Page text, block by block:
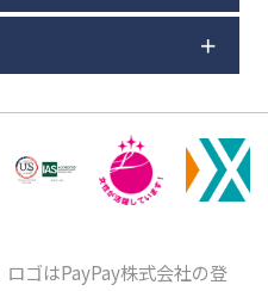
ロゴはPayPay株式会社の登